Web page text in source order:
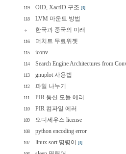
119 OID, XactID 구조 [3]
118
LVM 마운트 방법
한국과 중국의 미래
116 더치트 무료위젯
115 iconv
114 Search Engine Architectures from
113 gnuplot 사용법
112 파일 나누기
111 PIR 통신 모듈 에러
110 PIR 컴파일 에러
109 오디세우스 license
108 python encoding error
107 linux sort 명령어 [3]